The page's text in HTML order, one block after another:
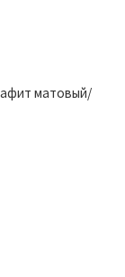
матовый/